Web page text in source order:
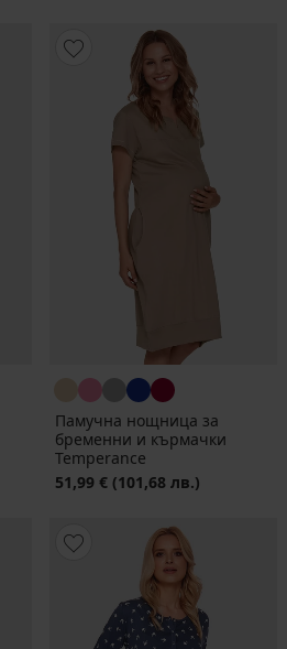
Памучна нощница за
бременни и кърмачки
Temperance
51,99 € (101,68 лв.)